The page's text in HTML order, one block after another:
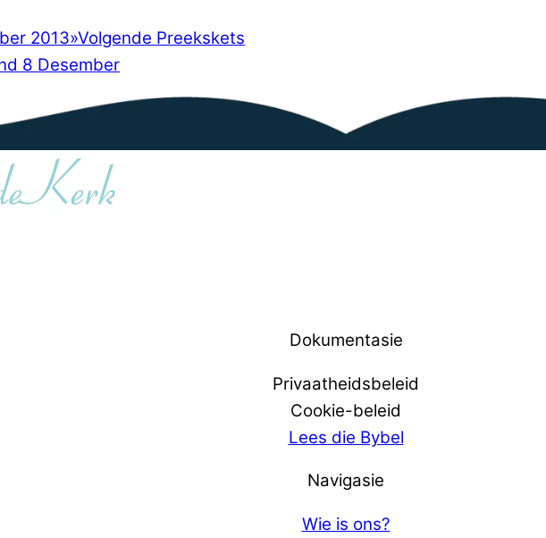
2013»Volgende Preekskets
8 Desember
Dokumentasie
Privaatheidsbeleid
Cookie-beleid
Lees die Bybel
Navigasie
Wie is ons?